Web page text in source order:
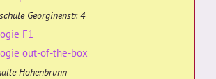
Georginenstr. 4
F1
out-of-the-box
Hohenbrunn